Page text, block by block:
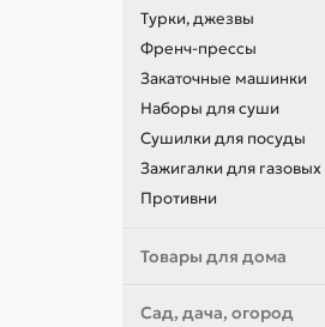
Турки, джезвы
Френч-прессы
Закаточные машинки
Наборы для суши
Сушилки для посуды
Зажигалки для газовых
Противни
Товары для дома
Сад, дача, огород